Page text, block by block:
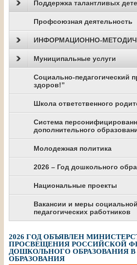
Поддержка талантливых
Профсоюзная деятельность
ИНФОРМАЦИОННО-
Муниципальные услуги
Социально-педагогический
здоров!”
Школа ответственного
Система
дополнительного
Молодежная политика
2026 – Год дошкольного
Национальные проекты
Вакансии и меры
педагогических работников
2026 ГОД ОБЪЯВЛЕН
ПРОСВЕЩЕНИЯ РОССИЙСКОЙ
ДОШКОЛЬНОГО ОБРАЗОВАНИЯ
ОБРАЗОВАНИЯ